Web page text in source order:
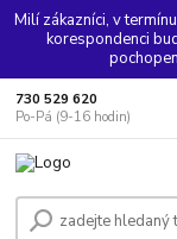
Milí zákazníci, v
korespondenci
730 529 620
Po-Pá (9-16 hodin)